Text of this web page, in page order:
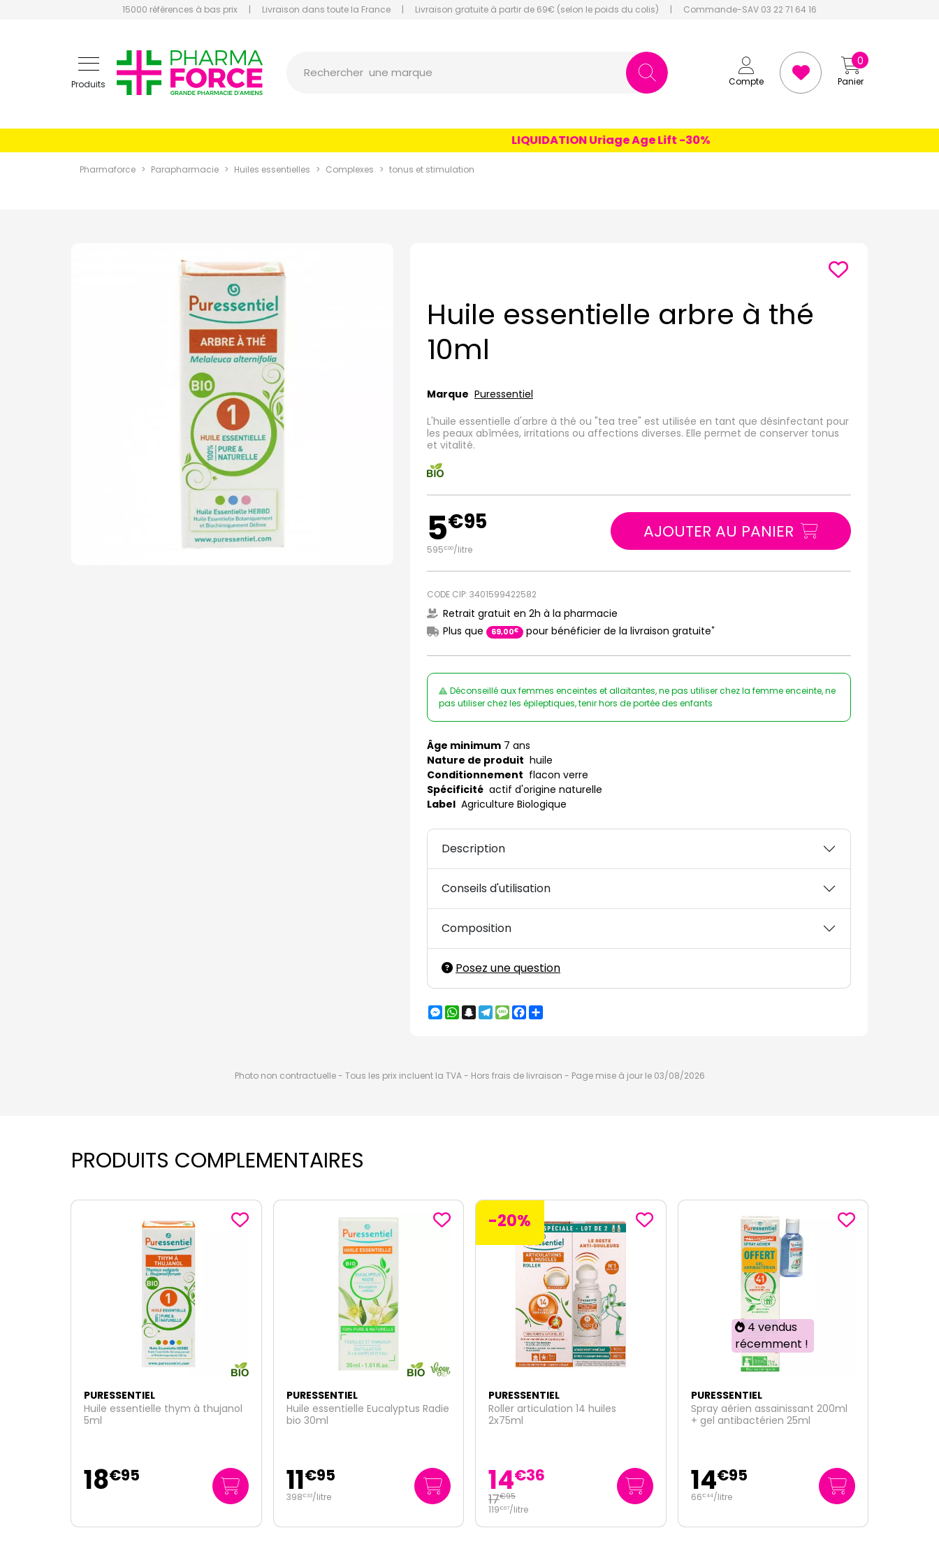
15000 références à bas prix | Livraison dans toute la France | Livraison gratuite à partir de 69€ (selon le poids du colis) | Commande-SAV 03 22 71 64 16
Produits Compte Panier
0
Rechercher
LIQUIDATION Uriage Age Lift -30%
Pharmaforce Parapharmacie Huiles essentielles Complexes tonus et stimulation
Huile essentielle arbre à thé
10ml
Marque Puressentiel
L'huile essentielle d'arbre à thé ou "tea tree" est utilisée en tant que désinfectant pour
les peaux abîmées, irritations ou affections diverses. Elle permet de conserver tonus
et vitalité.
5€95
595€00/litre
AJOUTER AU PANIER
CODE CIP: 3401599422582
Retrait gratuit en 2h à la pharmacie
Plus que
69,00€ pour bénéficier de la livraison gratuite*
Déconseillé aux femmes enceintes et allaitantes, ne pas utiliser chez la femme enceinte, ne
pas utiliser chez les épileptiques, tenir hors de portée des enfants
Âge minimum 7 ans
Nature de produit huile
Conditionnement flacon verre
Spécificité actif d'origine naturelle
Label Agriculture Biologique
Description
Conseils d'utilisation
Composition
Posez une question
Messenger
WhatsApp
Snapchat
Telegram
MessageFacebook
Photo non contractuelle - Tous les prix incluent la TVA - Hors frais de livraison - Page mise à jour le 03/08/2026
PRODUITS COMPLEMENTAIRES
PURESSENTIEL
Huile essentielle Eucalyptus Radie
bio 30ml
11€95
PURESSENTIEL
Roller articulation 14 huiles
2x75ml
14€36
17€95
4 vendus
récemment !
PURESSENTIEL
Spray aérien assainissant 200ml
+ gel antibactérien 25ml
14€95
66€44/litre
PURESSENTIEL
32 lingettes désinfectantes bio
4€45